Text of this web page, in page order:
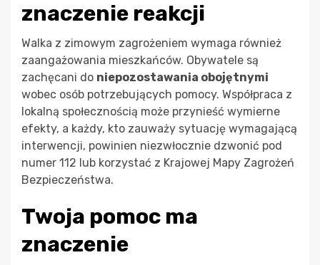
znaczenie reakcji
Walka z zimowym zagrożeniem wymaga również
zaangażowania mieszkańców. Obywatele są
zachęcani do niepozostawania obojętnymi
wobec osób potrzebujących pomocy. Współpraca z
lokalną społecznością może przynieść wymierne
efekty, a każdy, kto zauważy sytuację wymagającą
interwencji, powinien niezwłocznie dzwonić pod
numer 112 lub korzystać z Krajowej Mapy Zagrożeń
Bezpieczeństwa.
Twoja pomoc ma
znaczenie